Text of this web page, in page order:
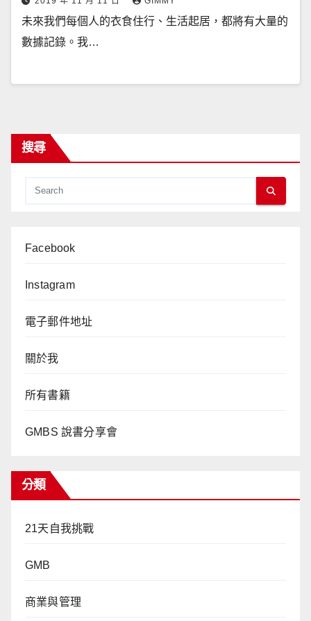
未來我們每個人的衣食住行、生活起居，都將有大量的
數據記錄。我…
搜尋
Facebook
Instagram
電子郵件地址
關於我
所有書籍
GMBS 說書分享會
分類
21天自我挑戰
GMB
商業與管理